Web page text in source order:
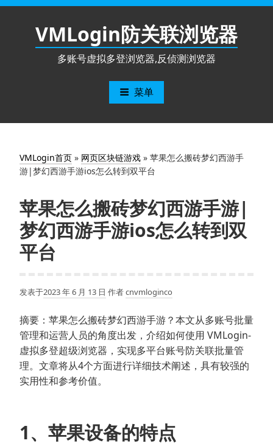
跳
VMLogin防关联浏览器
多账号虚拟多登浏览器,反侦测浏览器
菜单
VMLogin首页 » 网页区块链游戏 » 苹果怎么搬砖梦幻西游手
游|梦幻西游手游ios怎么转到双平台
苹果怎么搬砖梦幻西游手游|
梦幻西游手游ios怎么转到双
平台
发表于2023 年 6 月 13 日 作者cnvmloginco
摘要：苹果怎么搬砖梦幻西游手游？本文从多账号批量
管理和运营人员的角度出发，介绍如何使用 VMLogin-
虚拟多登超级浏览器，实现多平台账号防关联批量管
理。文章将从4个方面进行详细技术阐述，具有较强的
实用性和参考价值。
1、苹果设备的特点